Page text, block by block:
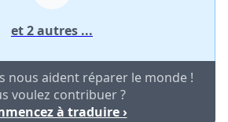
et 2 autres ...
nous aident réparer le monde !
voulez contribuer ?
à traduire ›